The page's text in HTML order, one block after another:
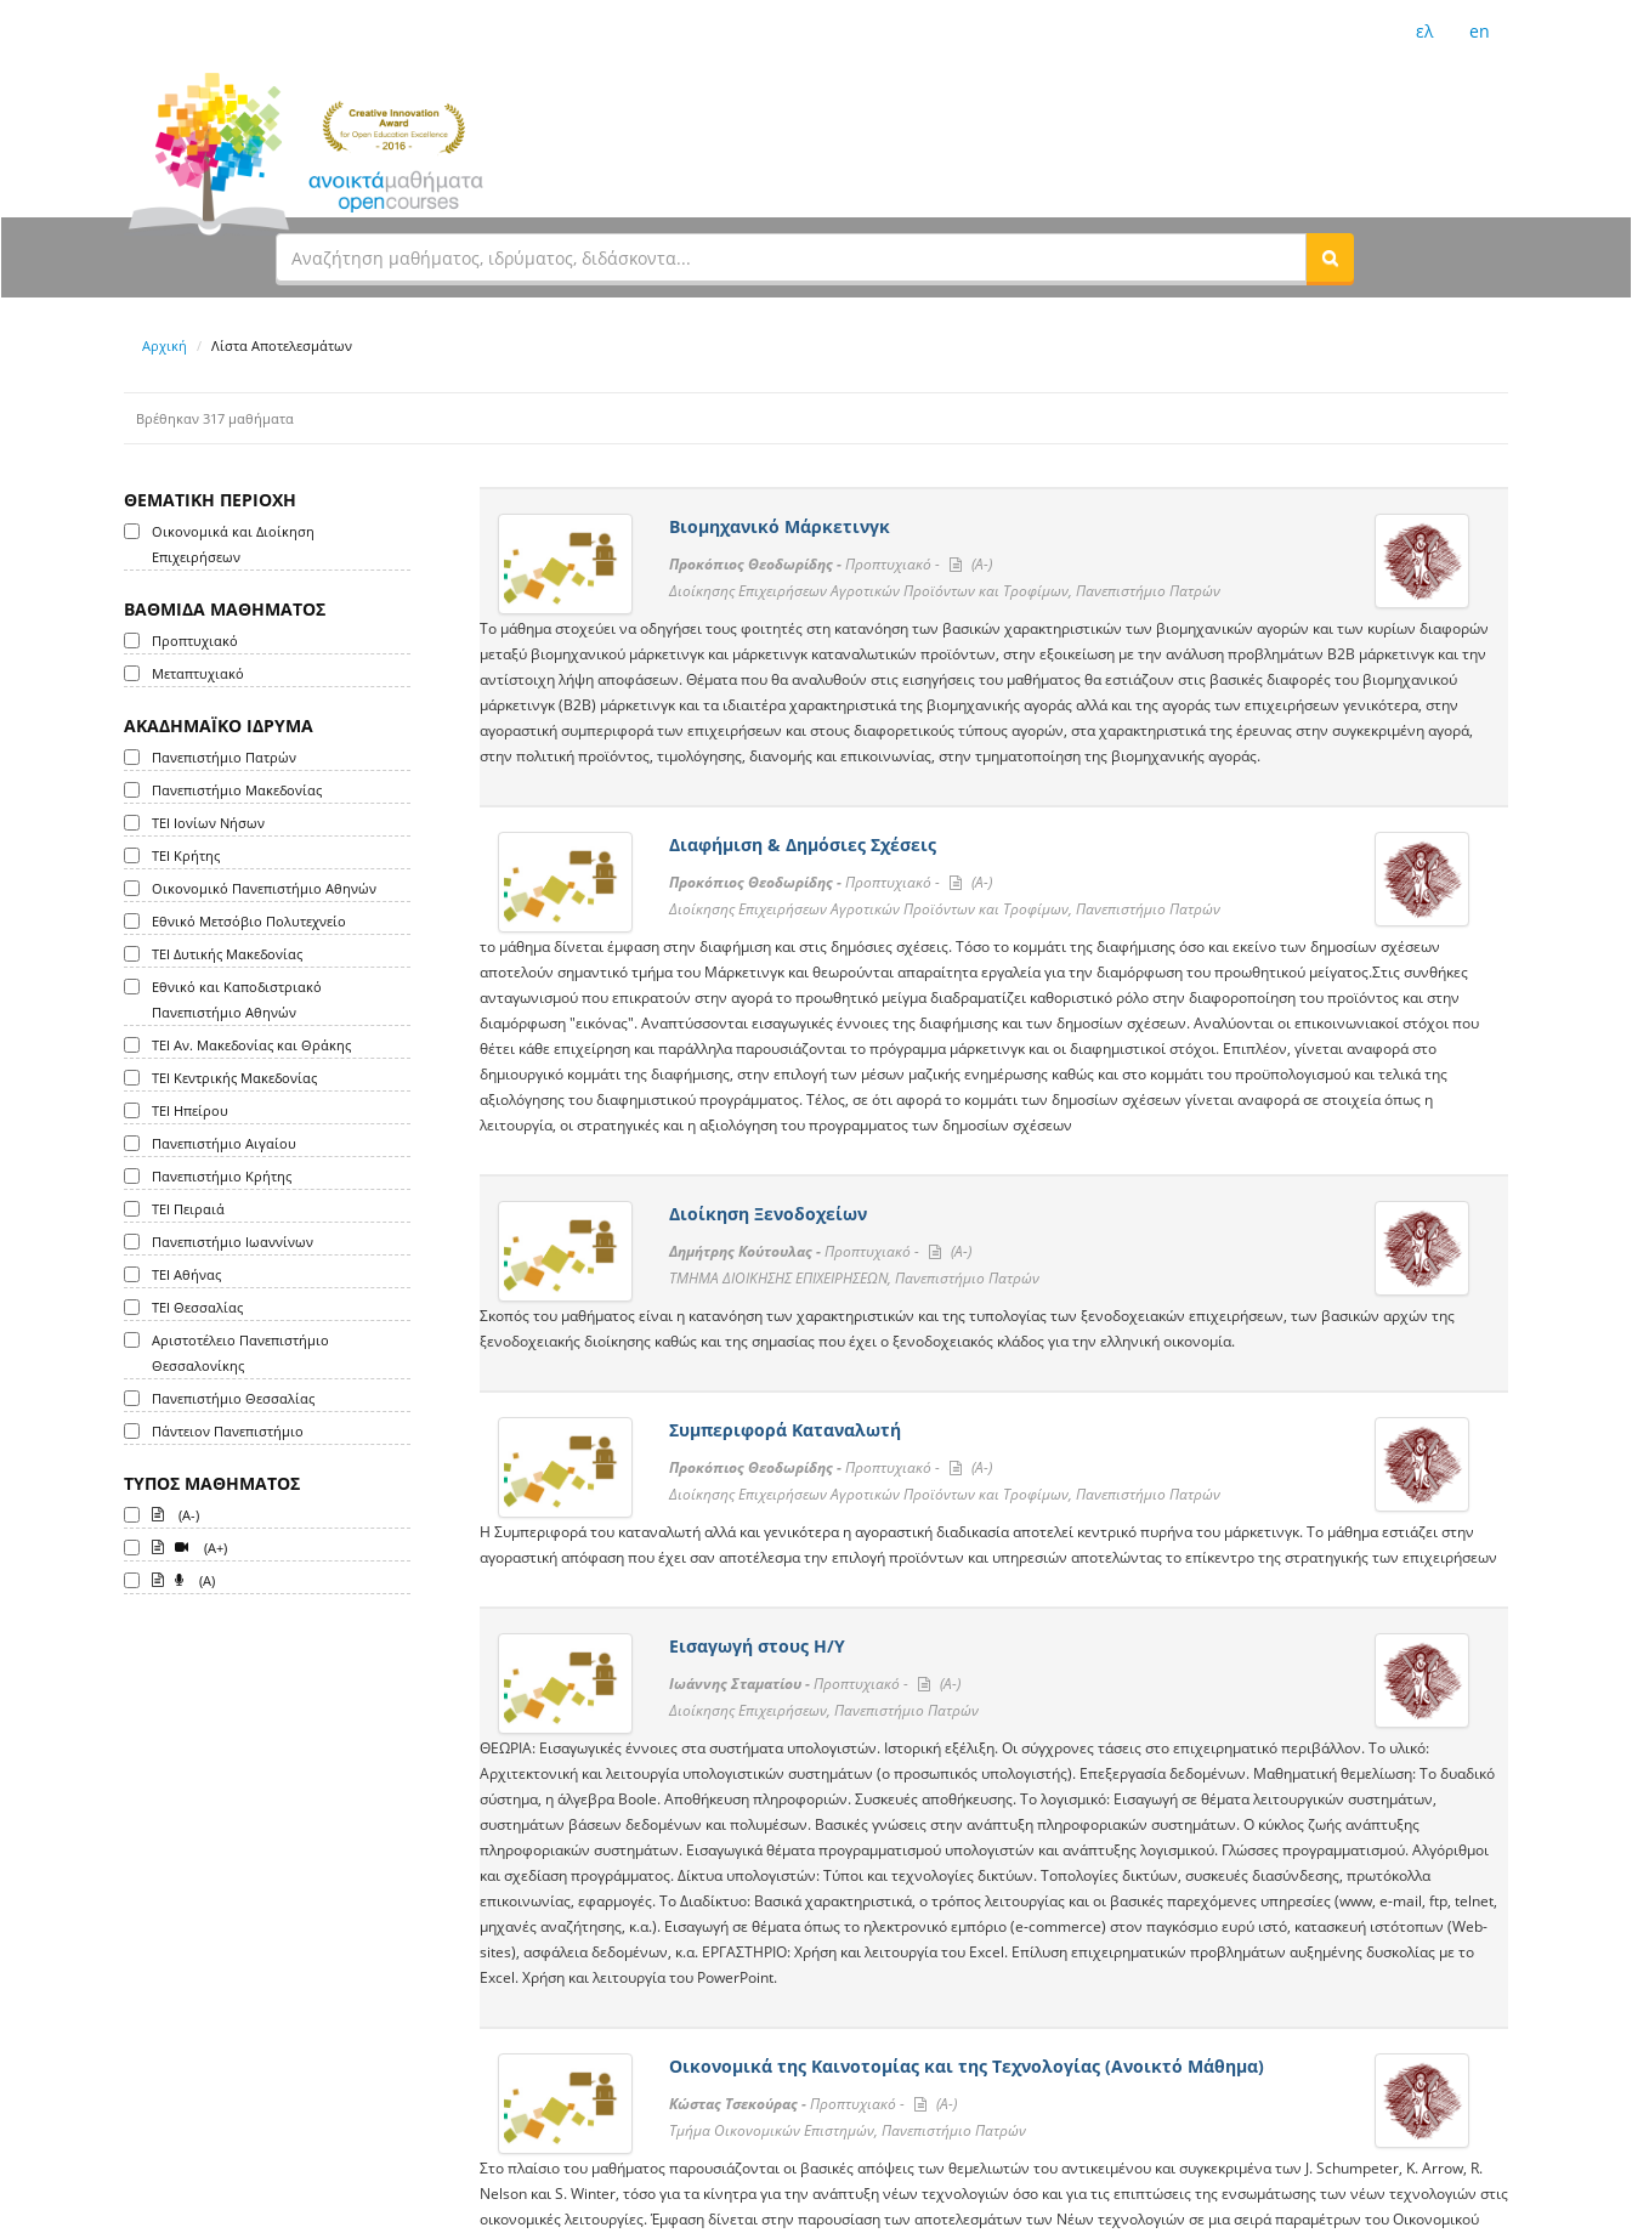
ελ en
Αρχική Λίστα Αποτελεσμάτων
Βρέθηκαν 317 μαθήματα
ΘΕΜΑΤΙΚΗ ΠΕΡΙΟΧΗ
Οικονομικά και Διοίκηση
Επιχειρήσεων
ΒΑΘΜΙΔΑ ΜΑΘΗΜΑΤΟΣ
Προπτυχιακό
Μεταπτυχιακό
ΑΚΑΔΗΜΑΪΚΟ ΙΔΡΥΜΑ
Πανεπιστήμιο Πατρών
Πανεπιστήμιο Μακεδονίας
ΤΕΙ Ιονίων Νήσων
ΤΕΙ Κρήτης
Οικονομικό Πανεπιστήμιο Αθηνών
Εθνικό Μετσόβιο Πολυτεχνείο
ΤΕΙ Δυτικής Μακεδονίας
Εθνικό και Καποδιστριακό
Πανεπιστήμιο Αθηνών
ΤΕΙ Αν. Μακεδονίας και Θράκης
ΤΕΙ Κεντρικής Μακεδονίας
ΤΕΙ Ηπείρου
Πανεπιστήμιο Αιγαίου
Πανεπιστήμιο Κρήτης
ΤΕΙ Πειραιά
Πανεπιστήμιο Ιωαννίνων
ΤΕΙ Αθήνας
ΤΕΙ Θεσσαλίας
Αριστοτέλειο Πανεπιστήμιο
Θεσσαλονίκης
Πανεπιστήμιο Θεσσαλίας
Πάντειον Πανεπιστήμιο
ΤΥΠΟΣ ΜΑΘΗΜΑΤΟΣ
(A-)
(A+)
(A)
Βιομηχανικό Μάρκετινγκ
Προκόπιος Θεοδωρίδης -Προπτυχιακό -
(A-)
Διοίκησης Επιχειρήσεων Αγροτικών Προϊόντων και Τροφίμων, Πανεπιστήμιο Πατρών
Το μάθημα στοχεύει να οδηγήσει τους φοιτητές στη κατανόηση των βασικών χαρακτηριστικών των βιομηχανικών αγορών και των κυρίων διαφορών
μεταξύ βιομηχανικού μάρκετινγκ και μάρκετινγκ καταναλωτικών προϊόντων, στην εξοικείωση με την ανάλυση προβλημάτων Β2Β μάρκετινγκ και την
αντίστοιχη λήψη αποφάσεων. Θέματα που θα αναλυθούν στις εισηγήσεις του μαθήματος θα εστιάζουν στις βασικές διαφορές του βιομηχανικού
μάρκετινγκ (Β2Β) μάρκετινγκ και τα ιδιαιτέρα χαρακτηριστικά της βιομηχανικής αγοράς αλλά και της αγοράς των επιχειρήσεων γενικότερα, στην
αγοραστική συμπεριφορά των επιχειρήσεων και στους διαφορετικούς τύπους αγορών, στα χαρακτηριστικά της έρευνας στην συγκεκριμένη αγορά,
στην πολιτική προϊόντος, τιμολόγησης, διανομής και επικοινωνίας, στην τμηματοποίηση της βιομηχανικής αγοράς.
Διαφήμιση & Δημόσιες Σχέσεις
Προκόπιος Θεοδωρίδης -Προπτυχιακό -
(A-)
Διοίκησης Επιχειρήσεων Αγροτικών Προϊόντων και Τροφίμων, Πανεπιστήμιο Πατρών
το μάθημα δίνεται έμφαση στην διαφήμιση και στις δημόσιες σχέσεις. Τόσο το κομμάτι της διαφήμισης όσο και εκείνο των δημοσίων σχέσεων
αποτελούν σημαντικό τμήμα του Μάρκετινγκ και θεωρούνται απαραίτητα εργαλεία για την διαμόρφωση του προωθητικού μείγατος.Στις συνθήκες
ανταγωνισμού που επικρατούν στην αγορά το προωθητικό μείγμα διαδραματίζει καθοριστικό ρόλο στην διαφοροποίηση του προϊόντος και στην
διαμόρφωση "εικόνας". Αναπτύσσονται εισαγωγικές έννοιες της διαφήμισης και των δημοσίων σχέσεων. Αναλύονται οι επικοινωνιακοί στόχοι που
θέτει κάθε επιχείρηση και παράλληλα παρουσιάζονται το πρόγραμμα μάρκετινγκ και οι διαφημιστικοί στόχοι. Επιπλέον, γίνεται αναφορά στο
δημιουργικό κομμάτι της διαφήμισης, στην επιλογή των μέσων μαζικής ενημέρωσης καθώς και στο κομμάτι του προϋπολογισμού και τελικά της
αξιολόγησης του διαφημιστικού προγράμματος. Τέλος, σε ότι αφορά το κομμάτι των δημοσίων σχέσεων γίνεται αναφορά σε στοιχεία όπως η
λειτουργία, οι στρατηγικές και η αξιολόγηση του προγραμματος των δημοσίων σχέσεων
Διοίκηση Ξενοδοχείων
Δημήτρης Κούτουλας -Προπτυχιακό -
(A-)
ΤΜΗΜΑ ΔΙΟΙΚΗΣΗΣ ΕΠΙΧΕΙΡΗΣΕΩΝ, Πανεπιστήμιο Πατρών
Σκοπός του μαθήματος είναι η κατανόηση των χαρακτηριστικών και της τυπολογίας των ξενοδοχειακών επιχειρήσεων, των βασικών αρχών της
ξενοδοχειακής διοίκησης καθώς και της σημασίας που έχει ο ξενοδοχειακός κλάδος για την ελληνική οικονομία.
Συμπεριφορά Καταναλωτή
Προκόπιος Θεοδωρίδης -Προπτυχιακό -
(A-)
Διοίκησης Επιχειρήσεων Αγροτικών Προϊόντων και Τροφίμων, Πανεπιστήμιο Πατρών
Η Συμπεριφορά του καταναλωτή αλλά και γενικότερα η αγοραστική διαδικασία αποτελεί κεντρικό πυρήνα του μάρκετινγκ. Το μάθημα εστιάζει στην
αγοραστική απόφαση που έχει σαν αποτέλεσμα την επιλογή προϊόντων και υπηρεσιών αποτελώντας το επίκεντρο της στρατηγικής των επιχειρήσεων
Εισαγωγή στους Η/Υ
Ιωάννης Σταματίου -Προπτυχιακό -
(A-)
Διοίκησης Επιχειρήσεων, Πανεπιστήμιο Πατρών
ΘΕΩΡΙΑ: Εισαγωγικές έννοιες στα συστήματα υπολογιστών. Ιστορική εξέλιξη. Οι σύγχρονες τάσεις στο επιχειρηματικό περιβάλλον. Το υλικό:
Αρχιτεκτονική και λειτουργία υπολογιστικών συστημάτων (ο προσωπικός υπολογιστής). Επεξεργασία δεδομένων. Μαθηματική θεμελίωση: Το δυαδικό
σύστημα, η άλγεβρα Boole. Αποθήκευση πληροφοριών. Συσκευές αποθήκευσης. Το λογισμικό: Εισαγωγή σε θέματα λειτουργικών συστημάτων,
συστημάτων βάσεων δεδομένων και πολυμέσων. Βασικές γνώσεις στην ανάπτυξη πληροφοριακών συστημάτων. Ο κύκλος ζωής ανάπτυξης
πληροφοριακών συστημάτων. Εισαγωγικά θέματα προγραμματισμού υπολογιστών και ανάπτυξης λογισμικού. Γλώσσες προγραμματισμού. Αλγόριθμοι
και σχεδίαση προγράμματος. Δίκτυα υπολογιστών: Τύποι και τεχνολογίες δικτύων. Τοπολογίες δικτύων, συσκευές διασύνδεσης, πρωτόκολλα
επικοινωνίας, εφαρμογές. Το Διαδίκτυο: Βασικά χαρακτηριστικά, ο τρόπος λειτουργίας και οι βασικές παρεχόμενες υπηρεσίες (www, e-mail, ftp, telnet,
μηχανές αναζήτησης, κ.α.). Εισαγωγή σε θέματα όπως το ηλεκτρονικό εμπόριο (e-commerce) στον παγκόσμιο ευρύ ιστό, κατασκευή ιστότοπων (Web-
sites), ασφάλεια δεδομένων, κ.α. ΕΡΓΑΣΤΗΡΙΟ: Χρήση και λειτουργία του Excel. Επίλυση επιχειρηματικών προβλημάτων αυξημένης δυσκολίας με το
Excel. Χρήση και λειτουργία του PowerPoint.
Οικονομικά της Καινοτομίας και της Τεχνολογίας (Ανοικτό Μάθημα)
Κώστας Τσεκούρας -Προπτυχιακό -
(A-)
Τμήμα Οικονομικών Επιστημών, Πανεπιστήμιο Πατρών
Στο πλαίσιο του μαθήματος παρουσιάζονται οι βασικές απόψεις των θεμελιωτών του αντικειμένου και συγκεκριμένα των J. Schumpeter, K. Arrow, R.
Nelson και S. Winter, τόσο για τα κίνητρα για την ανάπτυξη νέων τεχνολογιών όσο και για τις επιπτώσεις της ενσωμάτωσης των νέων τεχνολογιών στις
οικονομικές λειτουργίες. Έμφαση δίνεται στην παρουσίαση των αποτελεσμάτων των Νέων τεχνολογιών σε μια σειρά παραμέτρων του Οικονομικού